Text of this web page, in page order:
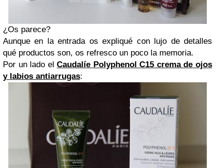
¿Os parece?
Aunque en la entrada os expliqué con lujo de detalles
qué productos son, os refresco un poco la memoria.
Por un lado elCaudalíe Polyphenol C15 crema de ojos
y labios antiarrugas: